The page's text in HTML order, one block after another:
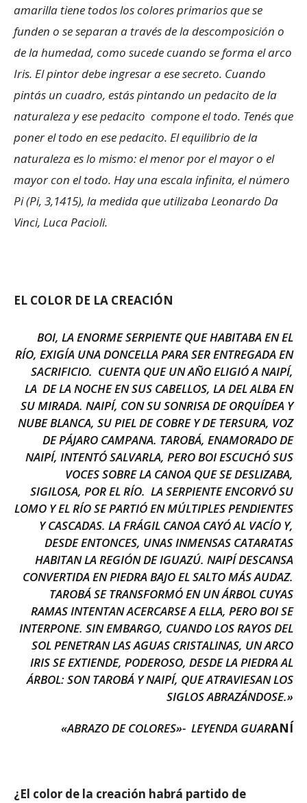
amarilla tiene todos los colores primarios que se
funden o se separan a través de la descomposición o
de la humedad, como sucede cuando se forma el arco
Iris. El pintor debe ingresar a ese secreto. Cuando
pintás un cuadro, estás pintando un pedacito de la
naturaleza y ese pedacito compone el todo. Tenés que
poner el todo en ese pedacito. El equilibrio de la
naturaleza es lo mismo: el menor por el mayor o el
mayor con el todo. Hay una escala infinita, el número
Pi (Pi, 3,1415), la medida que utilizaba Leonardo Da
Vinci, Luca Pacioli.
EL COLOR DE LA CREACIÓN
BOI, LA ENORME SERPIENTE QUE HABITABA EN EL
RÍO, EXIGÍA UNA DONCELLA PARA SER ENTREGADA EN
SACRIFICIO. CUENTA QUE UN AÑO ELIGIÓ A NAIPÍ,
LA DE LA NOCHE EN SUS CABELLOS, LA DEL ALBA EN
SU MIRADA. NAIPÍ, CON SU SONRISA DE ORQUÍDEA Y
NUBE BLANCA, SU PIEL DE COBRE Y DE TERSURA, VOZ
DE PÁJARO CAMPANA. TAROBÁ, ENAMORADO DE
NAIPÍ, INTENTÓ SALVARLA, PERO BOI ESCUCHÓ SUS
VOCES SOBRE LA CANOA QUE SE DESLIZABA,
SIGILOSA, POR EL RÍO. LA SERPIENTE ENCORVÓ SU
LOMO Y EL RÍO SE PARTIÓ EN MÚLTIPLES PENDIENTES
Y CASCADAS. LA FRÁGIL CANOA CAYÓ AL VACÍO Y,
DESDE ENTONCES, UNAS INMENSAS CATARATAS
HABITAN LA REGIÓN DE IGUAZÚ. NAIPÍ DESCANSA
CONVERTIDA EN PIEDRA BAJO EL SALTO MÁS AUDAZ.
TAROBÁ SE TRANSFORMÓ EN UN ÁRBOL CUYAS
RAMAS INTENTAN ACERCARSE A ELLA, PERO BOI SE
INTERPONE. SIN EMBARGO, CUANDO LOS RAYOS DEL
SOL PENETRAN LAS AGUAS CRISTALINAS, UN ARCO
IRIS SE EXTIENDE, PODEROSO, DESDE LA PIEDRA AL
ÁRBOL: SON TAROBÁ Y NAIPÍ, QUE ATRAVIESAN LOS
SIGLOS ABRAZÁNDOSE.»
«ABRAZO DE COLORES»- LEYENDA GUARANÍ
¿El color de la creación habrá partido de